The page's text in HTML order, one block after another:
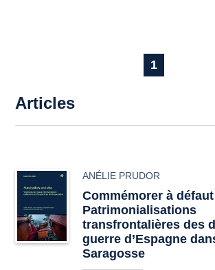
1
Articles
ANÉLIE PRUDOR
Commémorer à défaut
Patrimonialisations
transfrontalières des
guerre d’Espagne
Saragosse